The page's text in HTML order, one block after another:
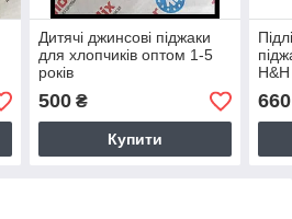
Дитячі джинсові піджаки
для хлопчиків оптом 1-5
років
500₴
Купити
Н&Н
660